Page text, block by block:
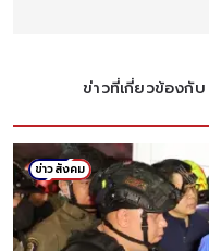
ข่าวที่เกี่ยวข้องกับ
ข่าวสังคม